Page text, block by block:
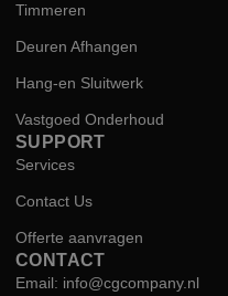
Timmeren
Deuren Afhangen
Hang-en Sluitwerk
Vastgoed Onderhoud
SUPPORT
Services
Contact Us
Offerte aanvragen
CONTACT
Email: info@cgcompany.nl